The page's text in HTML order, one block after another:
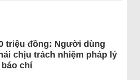
triệu đồng: Người dùng
chịu trách nhiệm pháp lý
chí